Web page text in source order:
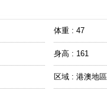
体重 : 47
身高 : 161
区域 : 港澳地區